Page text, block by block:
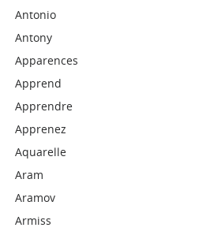
Antonio
Antony
Apparences
Apprend
Apprendre
Apprenez
Aquarelle
Aram
Aramov
Armiss